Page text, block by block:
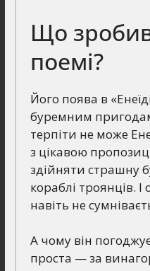
Що
поемі?
Його поява в
буремним
терпіти не може
з цікавою
здійняти страшну
кораблі троянців. І
навіть не
А чому він
проста — за